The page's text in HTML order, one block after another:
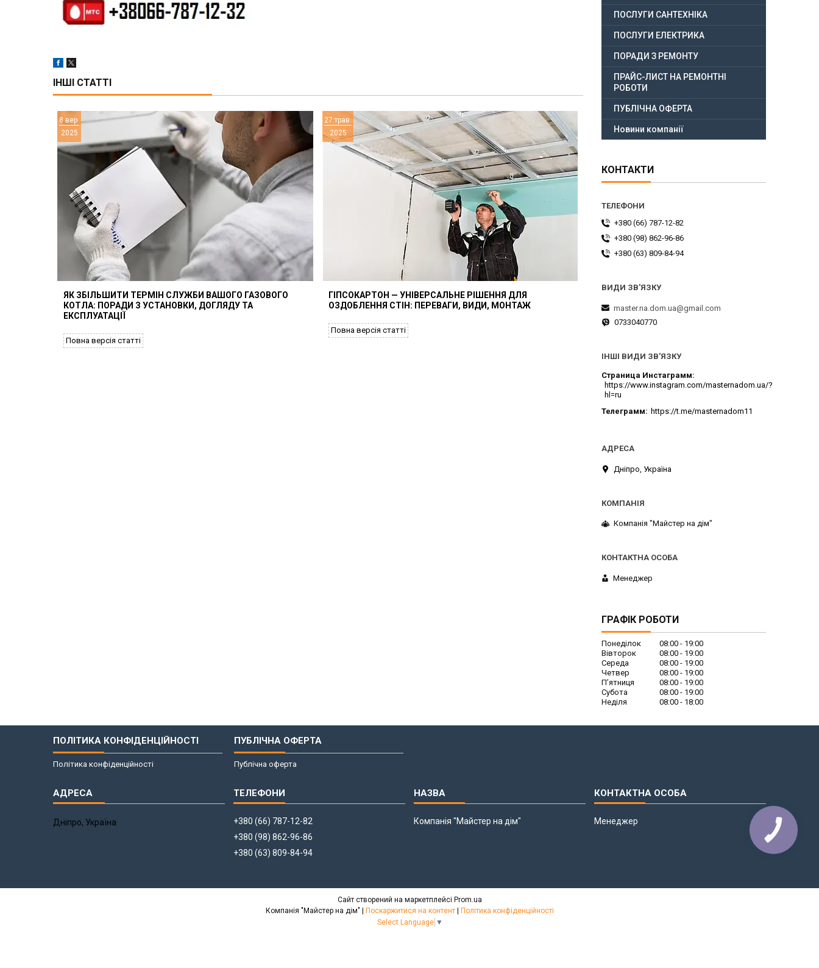
ІНШІ СТАТТІ
8 вер.
2025
ЯК ЗБІЛЬШИТИ ТЕРМІН СЛУЖБИ ВАШОГО ГАЗОВОГО
КОТЛА: ПОРАДИ З УСТАНОВКИ, ДОГЛЯДУ ТА
ЕКСПЛУАТАЦІЇ
Повна версія статті
27 трав.
2025
ГІПСОКАРТОН — УНІВЕРСАЛЬНЕ РІШЕННЯ ДЛЯ
ОЗДОБЛЕННЯ СТІН: ПЕРЕВАГИ, ВИДИ, МОНТАЖ
Повна версія статті
ПОСЛУГИ САНТЕХНІКА
ПОСЛУГИ ЕЛЕКТРИКА
ПОРАДИ З РЕМОНТУ
ПРАЙС-ЛИСТ НА РЕМОНТНІ
РОБОТИ
ПУБЛІЧНА ОФЕРТА
Новини компанії
КОНТАКТИ
+380 (66) 787-12-82
+380 (98) 862-96-86
+380 (63) 809-84-94
master.na.dom.ua@gmail.com
0733040770
ІНШІ ВИДИ ЗВ'ЯЗКУ
Страница Инстаграмм
https://www.instagram.com/masternadom.ua/?
hl=ru
Телеграмм
https://t.me/masternadom11
Дніпро, Україна
Компанія "Майстер на дім"
Менеджер
ГРАФІК РОБОТИ
Понеділок 08:00
19:00
Вівторок
08:00
19:00
Середа
08:00
19:00
Четвер
08:00
19:00
Пʼятниця
08:00
19:00
Субота
08:00
19:00
Неділя
08:00 18:00
ПОЛІТИКА КОНФІДЕНЦІЙНОСТІ
Політика конфіденційності
ПУБЛІЧНА ОФЕРТА
Публічна оферта
Дніпро, Україна
+380 (66) 787-12-82
+380 (98) 862-96-86
+380 (63) 809-84-94
Компанія "Майстер на дім" Менеджер
Сайт створений на маркетплейсі Prom.ua
Компанія "Майстер на дім" | Поскаржитися на контент | Політика конфіденційності
Select Language ▼